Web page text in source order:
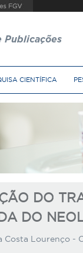
Publicações
CIENTÍFICA
DO
DO
Costa Lourenço -